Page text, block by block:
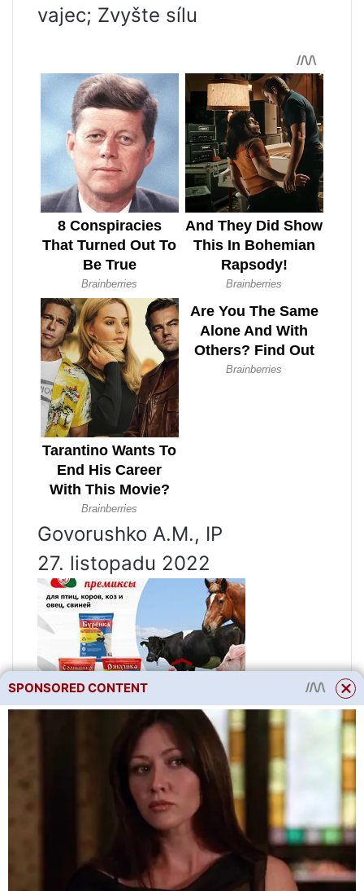
vajec; Zvyšte sílu
Govorushko A.M., IP
27. listopadu 2022
velkoobchodně od 2.95
Vitamínový a minerální doplněk
ve formě premixu pro ptáky je
určen speciálně pro prevenci
SPONSORED CONTENT